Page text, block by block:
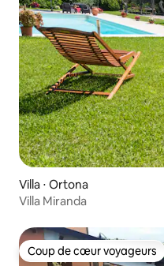
Villa ⋅ Ortona
Villa Miranda
Coup de cœur voyageurs
Coup de cœur voyageurs